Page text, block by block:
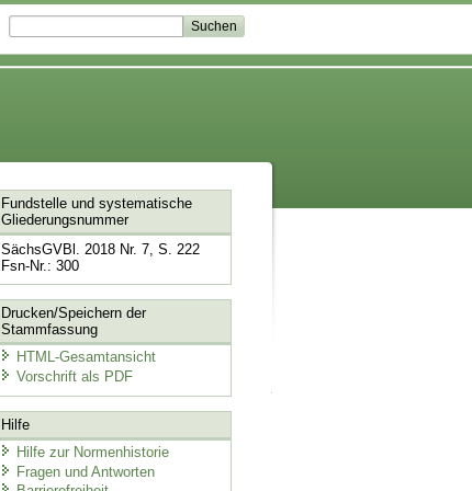
Fundstelle und systematische
Gliederungsnummer
SächsGVBl. 2018 Nr. 7, S. 222
Fsn-Nr.: 300
Drucken/Speichern der
Stammfassung
HTML-Gesamtansicht
Vorschrift als PDF
Hilfe
Hilfe zur Normenhistorie
Fragen und Antworten